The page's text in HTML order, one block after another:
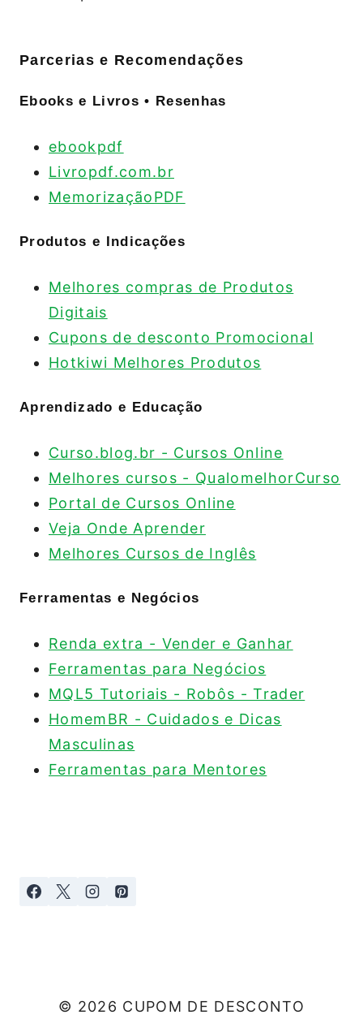
Parcerias e Recomendações
Ebooks e Livros • Resenhas
ebookpdf
Livropdf.com.br
MemorizaçãoPDF
Produtos e Indicações
Melhores compras de Produtos
Digitais
Cupons de desconto Promocional
Hotkiwi Melhores Produtos
Aprendizado e Educação
Curso.blog.br - Cursos Online
Melhores cursos - QualomelhorCurso
Portal de Cursos Online
Veja Onde Aprender
Melhores Cursos de Inglês
Ferramentas e Negócios
Renda extra - Vender e Ganhar
Ferramentas para Negócios
MQL5 Tutoriais - Robôs - Trader
HomemBR - Cuidados e Dicas
Masculinas
Ferramentas para Mentores
© 2026 CUPOM DE DESCONTO